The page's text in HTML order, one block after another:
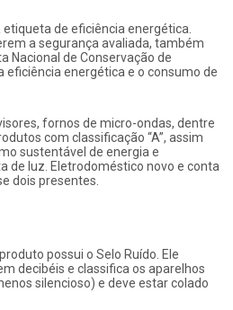
de eficiência energética.
a segurança avaliada, também
Nacional de Conservação de
eficiência energética e o consumo de
fornos de micro-ondas, dentre
com classificação “A”, assim
sustentável de energia e
de luz. Eletrodoméstico novo e conta
dois presentes.
possui o Selo Ruído. Ele
decibéis e classifica os aparelhos
silencioso) e deve estar colado